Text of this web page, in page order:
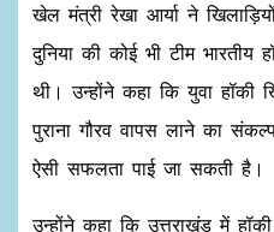
खेल मंत्री रेखा आर्या ने
दुनिया की कोई भी टीम
थी। उन्होंने कहा कि युवा हॉकी
पुराना गौरव वापस लाने का
ऐसी सफलता पाई जा सकती है।
उन्होंने कहा कि उत्तराखंड में